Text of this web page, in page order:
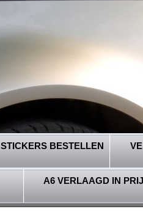
STICKERS BESTELLEN
A6 VERLAAGD IN